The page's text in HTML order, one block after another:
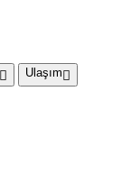
Ulaşım